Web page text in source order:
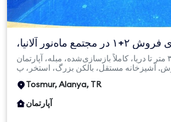
آپارتمان برای فروش ۲+۱ در مجتمع ماه‌نور آلانیا،
توسـمور – فا...
در توسمر آلانیا، ۳۵۰ متر تا دریا، کاملاً بازسازی‌شده، مبله، آپارتمان
Tosmur, Alanya, TR
آپارتمان